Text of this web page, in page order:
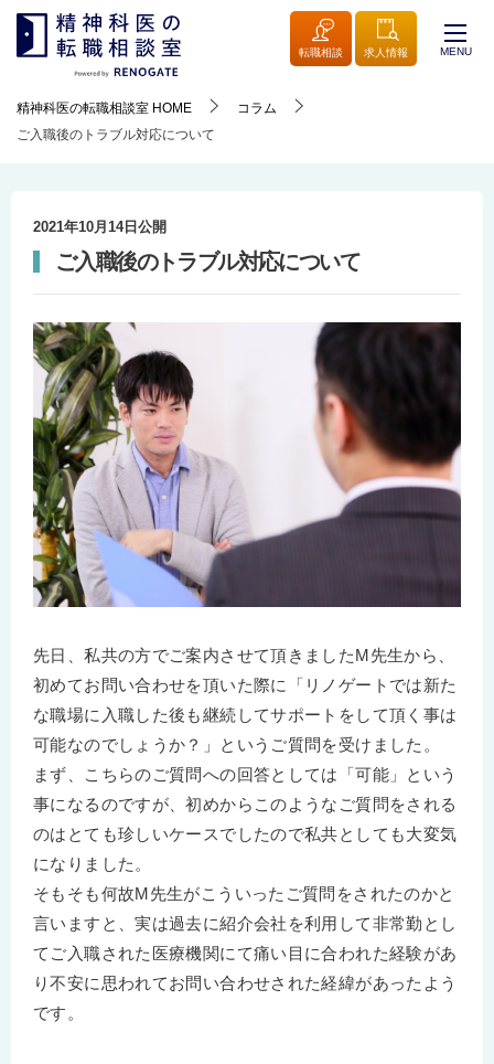
転職相談 求人情報 MENU
精神科医の転職相談室 HOME
コラム
ご入職後のトラブル対応について
2021年10月14日 公開
ご入職後のトラブル対応について
先日、私共の方でご案内させて頂きましたM先生から、
初めてお問い合わせを頂いた際に「リノゲートでは新た
な職場に入職した後も継続してサポートをして頂く事は
可能なのでしょうか？」というご質問を受けました。
まず、こちらのご質問への回答としては「可能」という
事になるのですが、初めからこのようなご質問をされる
のはとても珍しいケースでしたので私共としても大変気
になりました。
そもそも何故M先生がこういったご質問をされたのかと
言いますと、実は過去に紹介会社を利用して非常勤とし
てご入職された医療機関にて痛い目に合われた経験があ
り不安に思われてお問い合わせされた経緯があったよう
です。